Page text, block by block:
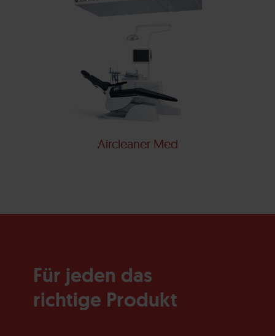
Aircleaner Med
Für jeden das
richtige Produkt